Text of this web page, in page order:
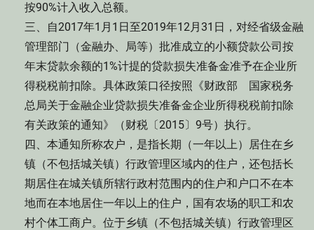
按90%计入收入总额。
三、自2017年1月1日至2019年12月31日，对经省级金融
管理部门（金融办、局等）批准成立的小额贷款公司按
年末贷款余额的1%计提的贷款损失准备金准予在企业所
得税税前扣除。具体政策口径按照《财政部 国家税务
总局关于金融企业贷款损失准备金企业所得税税前扣除
有关政策的通知》（财税〔2015〕9号）执行。
四、本通知所称农户，是指长期（一年以上）居住在乡
镇（不包括城关镇）行政管理区域内的住户，还包括长
期居住在城关镇所辖行政村范围内的住户和户口不在本
地而在本地居住一年以上的住户，国有农场的职工和农
村个体工商户。位于乡镇（不包括城关镇）行政管理区